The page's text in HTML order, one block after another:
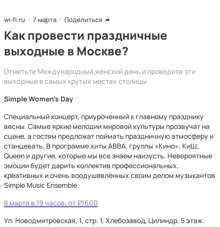
wi-fi.ru 7 марта Поделиться
Как провести праздничные
выходные в Москве?
Отметьте Международный женский день и проведите эти
выходные в самых крутых местах столицы
Simple Women’s Day
Специальный концерт, приуроченный к главному празднику
весны. Самые яркие мелодии мировой культуры прозвучат на
сцене, а гостям предложат поймать праздничную атмосферу и
станцевать. В программе хиты АВВА, группы «Кино», КиШ,
Queen и другие, которые мы все знаем наизусть. Невероятные
эмоции будет дарить коллектив профессиональных,
креативных и очень воодушевлённых своим делом музыкантов
Simple Music Ensemble.
8 марта в 19 часов, от ₽1600
Ул. Новодмитровская, 1, стр. 1, Хлебозавод, Цилиндр, 5 этаж.